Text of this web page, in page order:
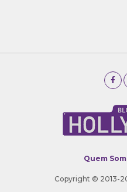
Quem
Copyright © 2013-